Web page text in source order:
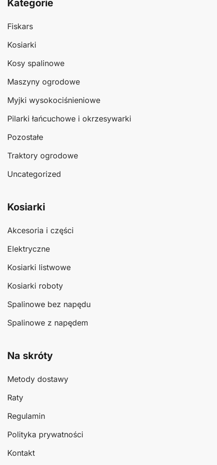
Kategorie
Fiskars
Kosiarki
Kosy spalinowe
Maszyny ogrodowe
Myjki wysokociśnieniowe
Pilarki łańcuchowe i okrzesywarki
Pozostałe
Traktory ogrodowe
Uncategorized
Kosiarki
Akcesoria i części
Elektryczne
Kosiarki listwowe
Kosiarki roboty
Spalinowe bez napędu
Spalinowe z napędem
Na skróty
Metody dostawy
Raty
Regulamin
Polityka prywatności
Kontakt